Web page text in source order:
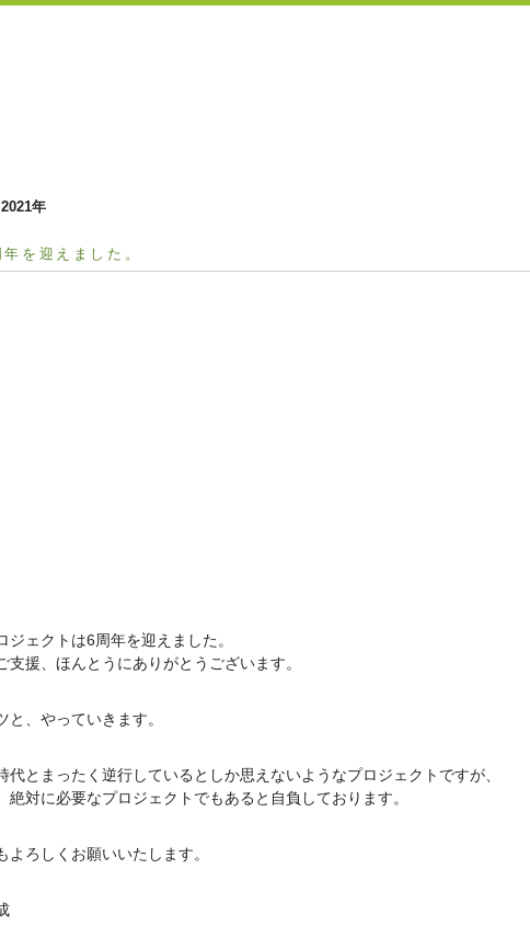
年
を迎えました。
ジェクトは6周年を迎えました。
支援、ほんとうにありがとうございます。
と、やっていきます。
代とまったく逆行しているとしか思えないようなプロジェクトですが、
絶対に必要なプロジェクトでもあると自負しております。
よろしくお願いいたします。